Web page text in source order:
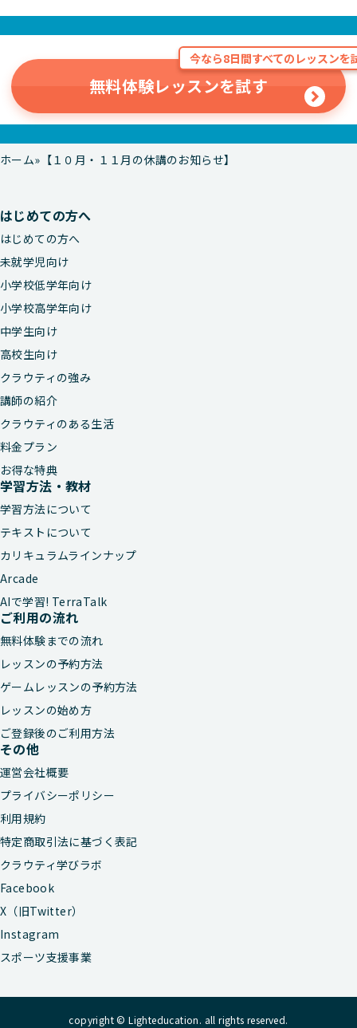
今なら8日間すべてのレッスンを
無料体験レッスンを試す
ホーム 【１０月・１１月の休講のお知らせ】
はじめての方へ
はじめての方へ
未就学児向け
小学校低学年向け
小学校高学年向け
中学生向け
高校生向け
クラウティの強み
講師の紹介
クラウティのある生活
料金プラン
お得な特典
学習方法・教材
学習方法について
テキストについて
カリキュラムラインナップ
Arcade
AIで学習! TerraTalk
ご利用の流れ
無料体験までの流れ
レッスンの予約方法
ゲームレッスンの予約方法
レッスンの始め方
ご登録後のご利用方法
その他
運営会社概要
プライバシーポリシー
利用規約
特定商取引法に基づく表記
クラウティ学びラボ
Facebook
X（旧Twitter）
Instagram
スポーツ支援事業
copyright © Lighteducation. all rights reserved.